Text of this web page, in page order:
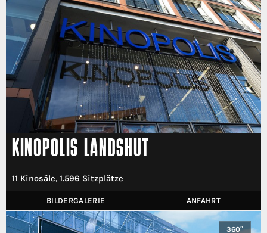
KINOPOLIS LANDSHUT
11 Kinosäle, 1.596 Sitzplätze
BILDERGALERIE ANFAHRT
360°